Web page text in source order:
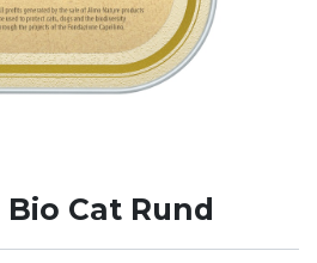
Cat Rund